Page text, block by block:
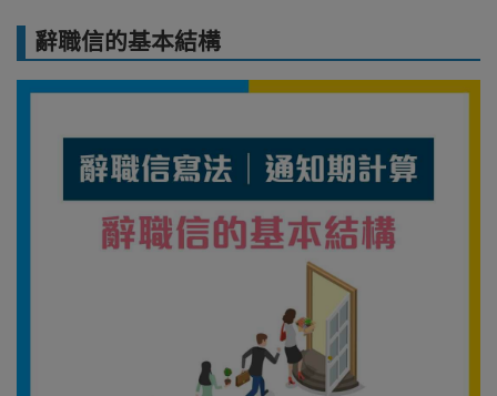
辭職信的基本結構